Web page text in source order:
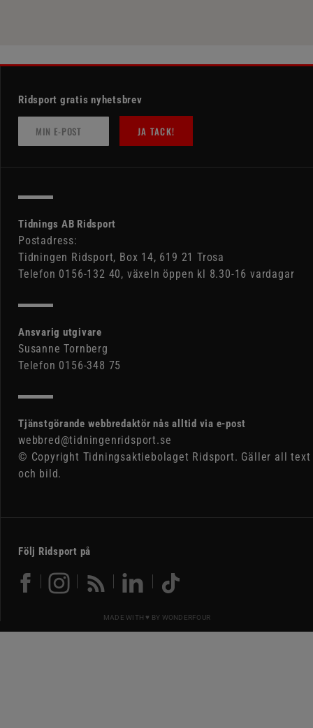
Ridsport gratis nyhetsbrev
JA TACK!
Tidnings AB Ridsport
Postadress:
Tidningen Ridsport, Box 14, 619 21 Trosa
Telefon 0156-132 40, växeln öppen kl 8.30-16 vardagar
Ansvarig utgivare
Susanne Tornberg
Telefon 0156-348 75
Tjänstgörande webbredaktör nås alltid via e-post
webbred@tidningenridsport.se
© Copyright Tidningsaktiebolaget Ridsport. Gäller all text
och bild.
Följ Ridsport på
MADE WITH ♥ BY WONDERFOUR